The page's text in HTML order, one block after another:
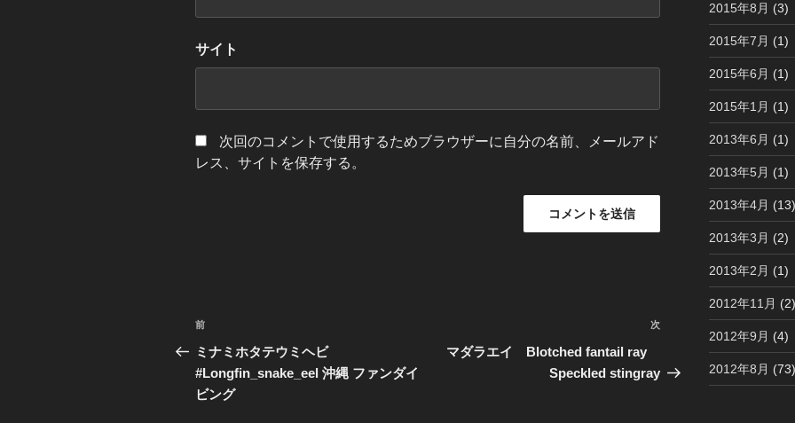
サイト
次回のコメントで使用するためブラウザーに自分の名前、メールアド
レス、サイトを保存する。
投
稿
ナ
過
去
の
投
前
ミナミホタテウミヘビ
#Longfin_snake_eel 沖縄 ファンダイ
ビング
投
次
マダラエイ Blotched fantail ray
Speckled stingray
2015年8月 (3)
2015年7月 (1)
2015年6月 (1)
2015年1月 (1)
2013年6月 (1)
2013年5月 (1)
2013年4月 (13)
2013年3月 (2)
2013年2月 (1)
2012年11月 (2)
2012年9月 (4)
2012年8月 (73)